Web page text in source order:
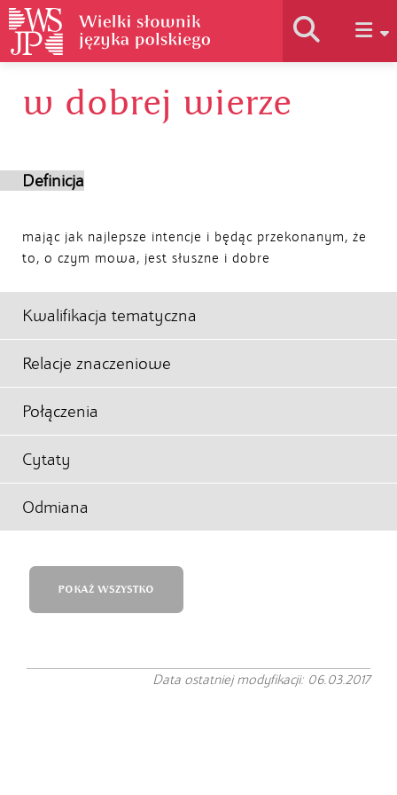
Historia słownika
w dobrej wierze
Definicja
mając jak najlepsze intencje i będąc przekonanym, że
to, o czym mowa, jest słuszne i dobre
Kwalifikacja tematyczna
Relacje znaczeniowe
Połączenia
Cytaty
Odmiana
POKAŻ WSZYSTKO
Data ostatniej modyfikacji: 06.03.2017